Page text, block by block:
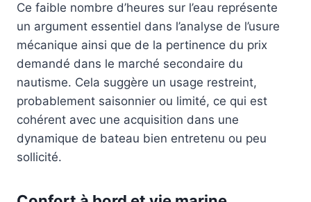
Ce faible nombre d’heures sur l’eau représente
un argument essentiel dans l’analyse de l’usure
mécanique ainsi que de la pertinence du prix
demandé dans le marché secondaire du
nautisme. Cela suggère un usage restreint,
probablement saisonnier ou limité, ce qui est
cohérent avec une acquisition dans une
dynamique de bateau bien entretenu ou peu
sollicité.